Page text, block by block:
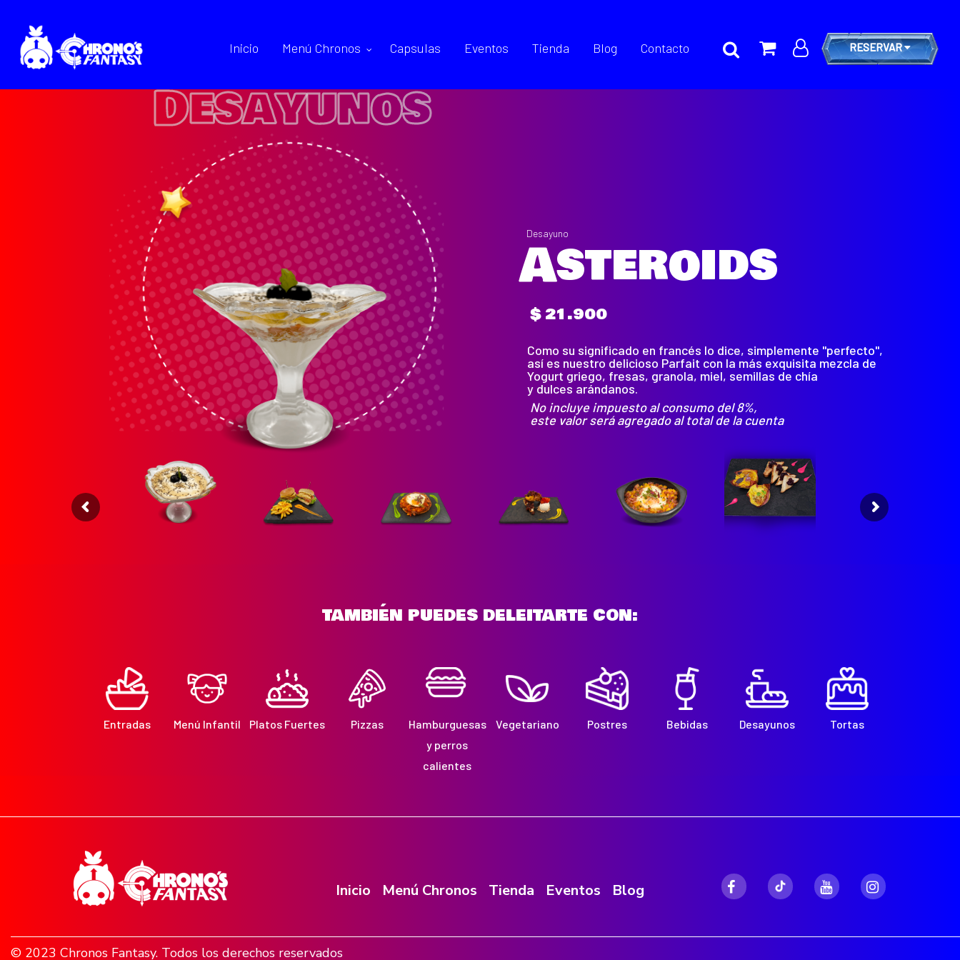
RESERVAR
Inicio Menú Chronos Capsulas Eventos Tienda Blog Contacto
Desayunos
No incluye impuesto al consumo del 8%,
este valor será agregado al total de la cuenta
Como su significado en francés lo dice, simplemente "perfecto",
así es nuestro delicioso Parfait con la más exquisita mezcla de
Yogurt griego, fresas, granola, miel, semillas de chía
y dulces arándanos.
$ 21.900
Asteroids
Desayuno
TAMBIÉN PUEDES DELEITARTE CON:
Entradas Menú Infantil Platos Fuertes Pizzas
Hamburguesas
y perros
calientes
Vegetariano Postres Bebidas Desayunos Tortas
Inicio Menú Chronos Tienda Eventos Blog
© 2023 Chronos Fantasy. Todos los derechos reservados